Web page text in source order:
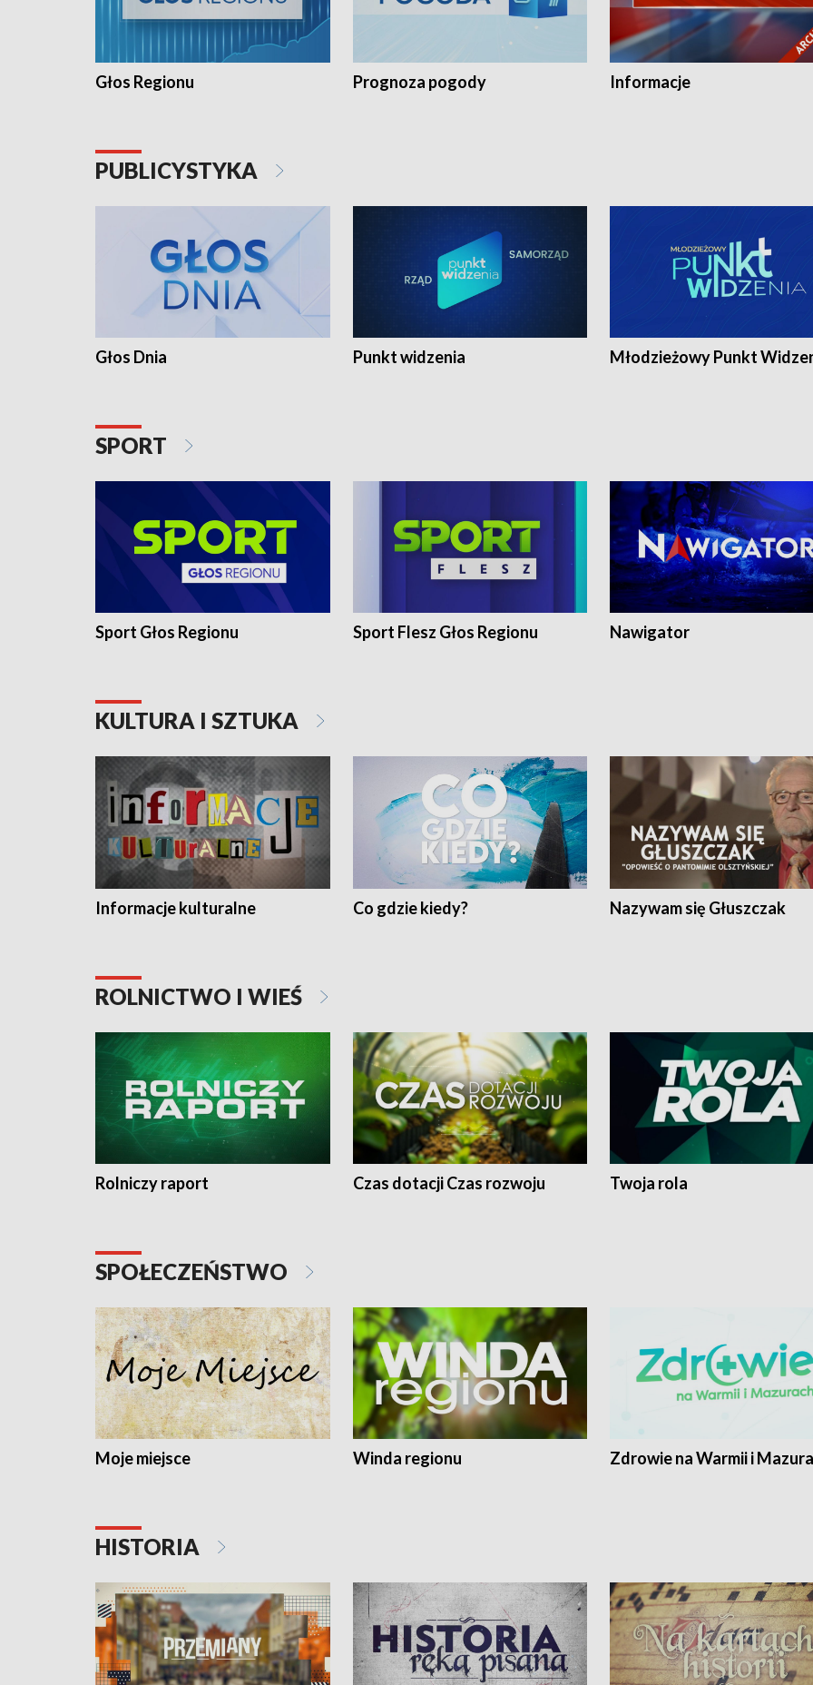
Głos Regionu Prognoza pogody Informacje
PUBLICYSTYKA
Głos Dnia Punkt widzenia Młodzieżowy Punkt
SPORT
Sport Głos Regionu Sport Flesz Głos Regionu Nawigator
KULTURA I SZTUKA
Informacje kulturalne Co gdzie kiedy? Nazywam się Głuszczak
ROLNICTWO I WIEŚ
Rolniczy raport Czas dotacji Czas rozwoju Twoja rola
SPOŁECZEŃSTWO
Moje miejsce Winda regionu Zdrowie na Warmii i
HISTORIA